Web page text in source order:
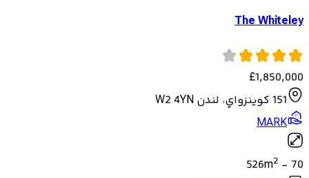
The Whiteley
£1,850,000
151 كوينزواي، لندن W2 4YN
MARK
70
-
526m2